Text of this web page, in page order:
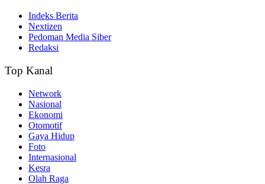
Indeks Berita
Nextizen
Pedoman Media Siber
Redaksi
Top Kanal
Network
Nasional
Ekonomi
Otomotif
Gaya Hidup
Foto
Internasional
Kesra
Olah Raga